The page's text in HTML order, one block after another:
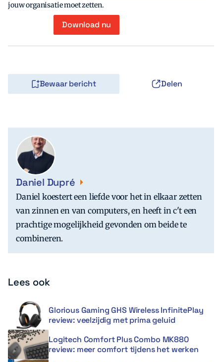
jouw organisatie moet zetten.
Download nu
Bewaar bericht Delen
Daniel Dupré
Daniel koestert een liefde voor het in elkaar zetten
van zinnen en van computers, en heeft in c't een
prachtige mogelijkheid gevonden om beide te
combineren.
Lees ook
Glorious Gaming GHS Wireless InfinitePlay
review: veelzijdig met prima geluid
Logitech Comfort Plus Combo MK880
review: meer comfort tijdens het werken